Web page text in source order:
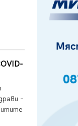
–
Перник
с